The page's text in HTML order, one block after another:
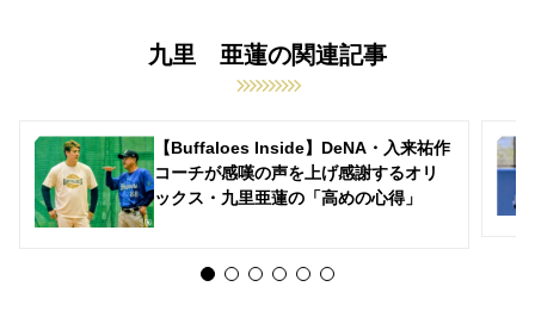
九里 亜蓮の関連記事
【Buffaloes Inside】DeNA・入来祐作
コーチが感嘆の声を上げ感謝するオリ
ックス・九里亜蓮の「高めの心得」